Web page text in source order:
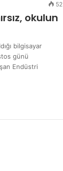
52
okulun
bilgisayar
günü
Endüstri